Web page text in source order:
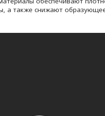
а также снижают